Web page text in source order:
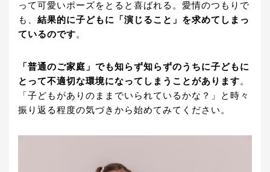
って可愛いポーズをとると喜ばれる。愛情のつもりで
も、 結果的に子どもに「演じること」を求めてしまっ
ているのです。
「普通のご家庭」でも知らず知らずのうちに子どもに
とって不適切な環境になってしまうことがあります。
「子どもがありのままでいられているかな？」と時々
振り返る程度の気づきから始めてみてください。